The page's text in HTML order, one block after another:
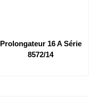
Prolongateur 16 A Série
8572/14